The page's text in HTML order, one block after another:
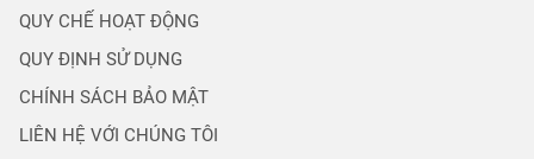
QUY CHẾ HOẠT ĐỘNG
QUY ĐỊNH SỬ DỤNG
CHÍNH SÁCH BẢO MẬT
LIÊN HỆ VỚI CHÚNG TÔI